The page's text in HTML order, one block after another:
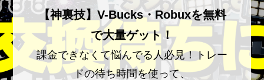
【神裏技】V-Bucks・Robuxを無料
で大量ゲット！
課金できなくて悩んでる人必見！トレー
ドの待ち時間を使って、